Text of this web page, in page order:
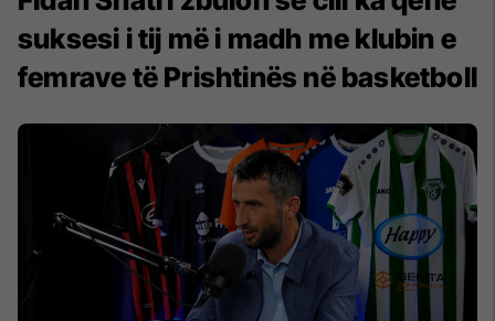
suksesi i tij më i madh me klubin e
femrave të Prishtinës në basketboll